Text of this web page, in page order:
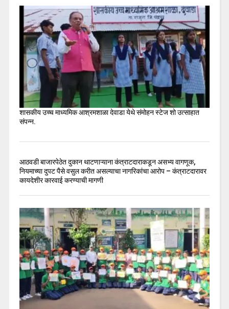
शासकीय उच्च माध्यमिक आश्रमशाळा देवाडा येथे संमोहन स्टेज शो उत्साहात
संपन्न.
आठवडी बाजारपेठेत दुकान थाटणाऱ्याना कंत्राटदाराकडून असभ्य वागणूक,
नियमाच्या दुपट पैसे वसुल करीत असल्याचा नागरिकांचा आरोप – कंत्राटदारावर
कायदेशीर कारवाई करण्याची मागणी